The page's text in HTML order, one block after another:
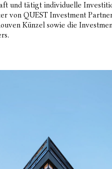
und tätigt individuelle
von QUEST Investment
Künzel sowie die